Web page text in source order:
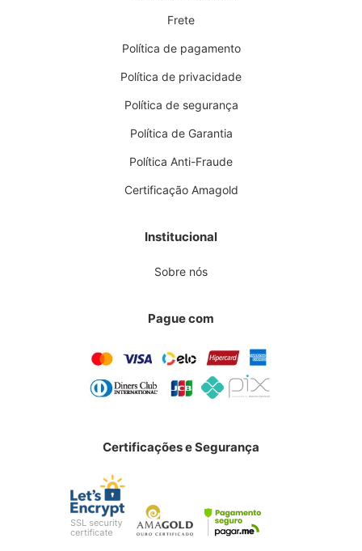
Frete
Política de pagamento
Política de privacidade
Política de segurança
Política de Garantia
Política Anti-Fraude
Certificação Amagold
Institucional
Sobre nós
Pague com
Certificações e Segurança